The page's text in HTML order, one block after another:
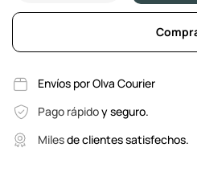
Envíos por Olva Courier
Pago rápidoy seguro.
Milesde clientes satisfechos.